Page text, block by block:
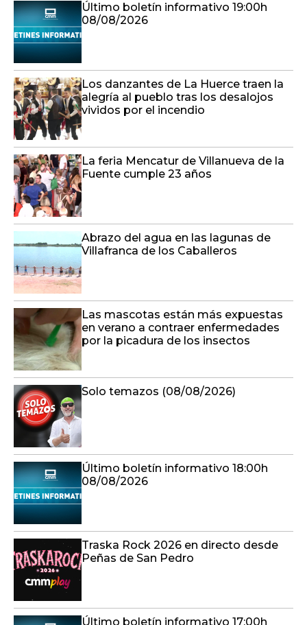
Último boletín informativo 19:00h
08/08/2026
Los danzantes de La Huerce traen la
alegría al pueblo tras los desalojos
vividos por el incendio
La feria Mencatur de Villanueva de la
Fuente cumple 23 años
Abrazo del agua en las lagunas de
Villafranca de los Caballeros
Las mascotas están más expuestas
en verano a contraer enfermedades
por la picadura de los insectos
Solo temazos (08/08/2026)
Último boletín informativo 18:00h
08/08/2026
Traska Rock 2026 en directo desde
Peñas de San Pedro
Último boletín informativo 17:00h